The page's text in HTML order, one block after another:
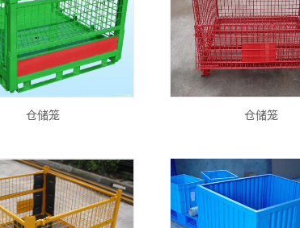
仓储笼 仓储笼